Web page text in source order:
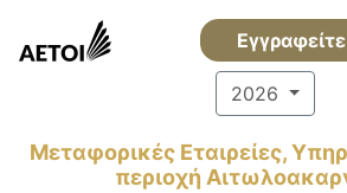
Εγγραφείτε
2026
Μεταφορικές Εταιρείες,
περιοχή